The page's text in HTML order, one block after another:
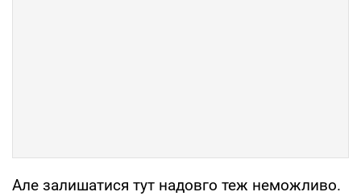
Але залишатися тут надовго теж неможливо.